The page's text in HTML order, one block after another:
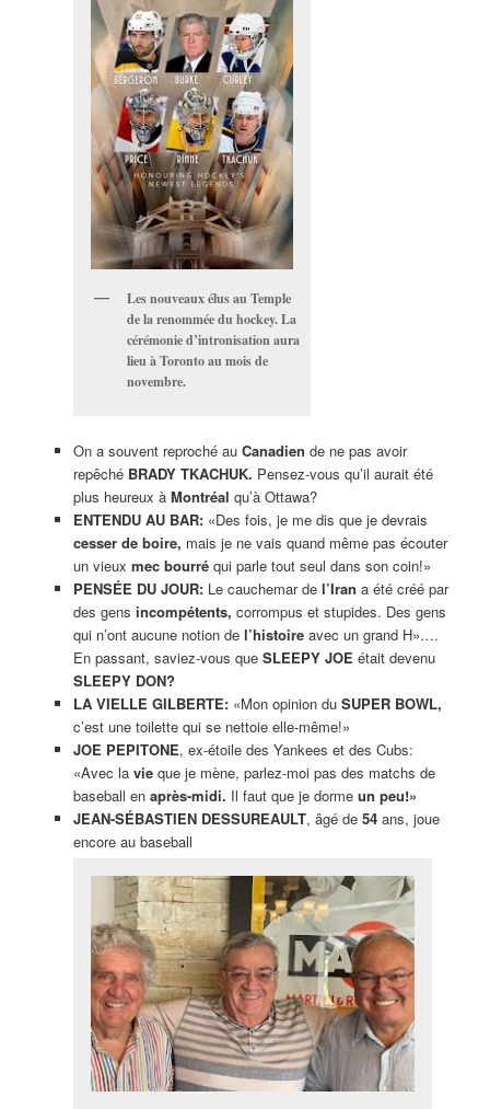
Les nouveaux élus au Temple
de la renommée du hockey. La
cérémonie d’intronisation aura
lieu à Toronto au mois de
novembre.
On a souvent reproché au Canadien de ne pas avoir
repêché BRADY TKACHUK. Pensez-vous qu’il aurait été
plus heureux à Montréal qu’à Ottawa?
ENTENDU AU BAR: «Des fois, je me dis que je devrais
cesser de boire, mais je ne vais quand même pas écouter
un vieux mec bourréqui parle tout seul dans son coin!»
PENSÉE DU JOUR: Le cauchemar de l’Iran a été créé par
des gens incompétents, corrompus et stupides. Des gens
qui n’ont aucune notion de l’histoireavec un grand H»….
En passant, saviez-vous que SLEEPY JOE était devenu
SLEEPY DON?
LA VIELLE GILBERTE: «Mon opinion du SUPER BOWL,
c’est une toilette qui se nettoie elle-même!»
JOE PEPITONE, ex-étoile des Yankees et des Cubs:
«Avec la vieque je mène, parlez-moi pas des matchs de
baseball en après-midi. Il faut que je dorme un peu!»
JEAN-SÉBASTIEN DESSUREAULT, âgé de 54ans, joue
encore au baseball